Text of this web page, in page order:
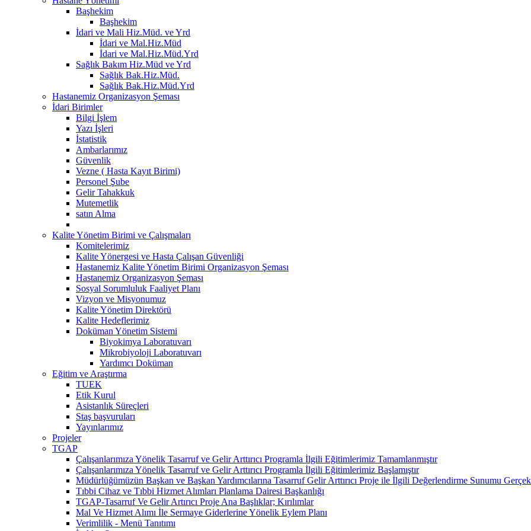
Başhekim
Başhekim
İdari ve Mali Hiz.Müd. ve Yrd
İdari ve Mal.Hiz.Müd
İdari ve Mal.Hiz.Müd.Yrd
Sağlık Bakım Hiz.Müd ve Yrd
Sağlık Bak.Hiz.Müd.
Sağlık Bak.Hiz.Müd.Yrd
Hastanemiz Organizasyon Şeması
İdari Birimler
Bilgi İşlem
Yazı İşleri
İstatistik
Ambarlarımız
Güvenlik
Vezne ( Hasta Kayıt Birimi)
Personel Şube
Gelir Tahakkuk
Mutemetlik
satın Alma
Kalite Yönetim Birimi ve Çalışmaları
Komitelerimiz
Kalite Yönergesi ve Hasta Çalışan Güvenliği
Hastanemiz Kalite Yönetim Birimi Organizasyon Şeması
Hastanemiz Organizasyon Şeması
Sosyal Sorumluluk Faaliyet Planı
Vizyon ve Misyonumuz
Kalite Yönetim Direktörü
Kalite Hedeflerimiz
Doküman Yönetim Sistemi
Biyokimya Laboratuvarı
Mikrobiyoloji Laboratuvarı
Yardımcı Doküman
Eğitim ve Araştırma
TUEK
Etik Kurul
Asistanlık Süreçleri
Staş başvuruları
Yayınlarımız
Projeler
TGAP
Çalışanlarımıza Yönelik Tasarruf ve Gelir Arttırıcı Programla İlgili Eğitimlerimiz Tamamlanmıştır
Çalışanlarımıza Yönelik Tasarruf ve Gelir Arttırıcı Programla İlgili Eğitimlerimiz Başlamıştır
Müdürlüğümüzün Başkan ve Başkan Yardımcılarına Tasarruf Gelir Arttırıcı Proje ile İlgili Değerlendirme Sunumu
Tıbbi Cihaz ve Tıbbi Hizmet Alımları Planlama Dairesi Başkanlığı
TGAP-Tasarruf Ve Gelir Artırıcı Proje Ana Başlıklar; Kırılımlar
Mal Ve Hizmet Alımı İle Sermaye Giderlerine Yönelik Eylem Planı
Verimlilik - Menü Tanıtımı